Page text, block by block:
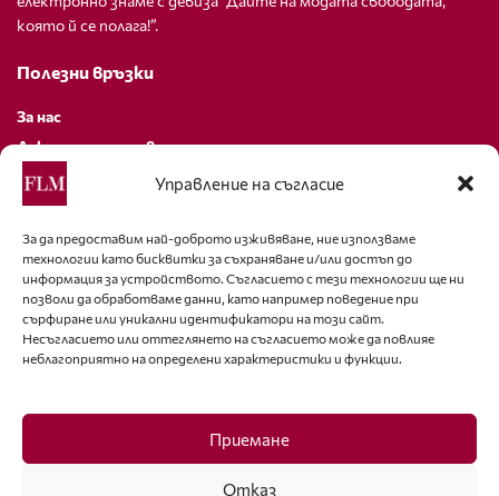
Управление на съгласие
За да предоставим най-доброто изживяване, ние използваме
технологии като бисквитки за съхраняване и/или достъп до
информация за устройството. Съгласието с тези технологии ще ни
позволи да обработваме данни, като например поведение при
сърфиране или уникални идентификатори на този сайт.
Несъгласието или оттеглянето на съгласието може да повлияе
неблагоприятно на определени характеристики и функции.
Приемане
Отказ
която й се полага!”.
Полезни връзки
За нас
Декларация за поверителност
Политика за бисквитки
За контакти
editor@fashion-lifestyle.net
+359 88 227 33 47
Последвайте ни
Facebook